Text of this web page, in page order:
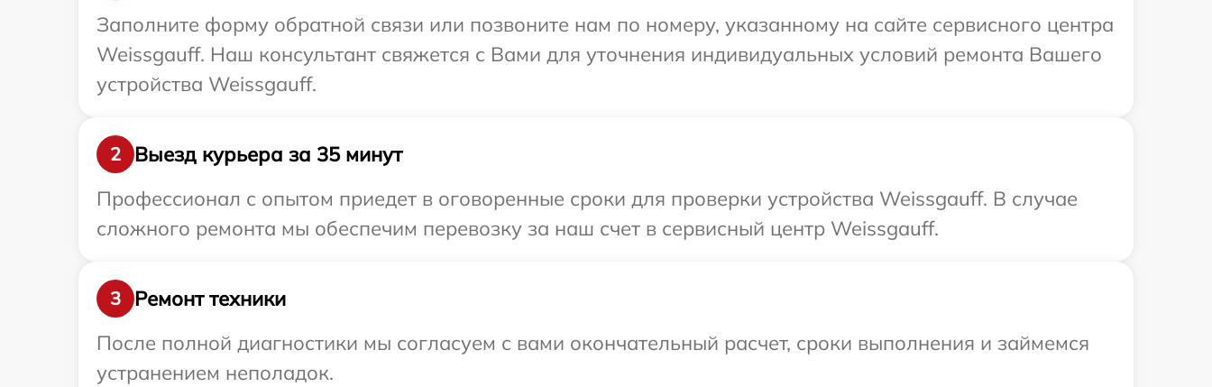
Заполните форму обратной связи или позвоните нам по номеру, указанному на сайте сервисного центра
Weissgauff. Наш консультант свяжется с Вами для уточнения индивидуальных условий ремонта Вашего
устройства Weissgauff.
2
Выезд курьера за 35 минут
Профессионал с опытом приедет в оговоренные сроки для проверки устройства Weissgauff. В случае
сложного ремонта мы обеспечим перевозку за наш счет в сервисный центр Weissgauff.
3
Ремонт техники
После полной диагностики мы согласуем с вами окончательный расчет, сроки выполнения и займемся
устранением неполадок.